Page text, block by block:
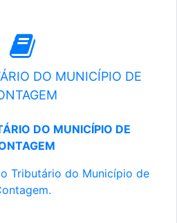
DO MUNICÍPIO DE
DO MUNICÍPIO DE
Tributário do Município de